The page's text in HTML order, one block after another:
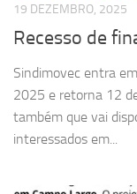
19 DEZEMBRO, 2025
Recesso de
Sindimovec entra
2025 e retorna 12
também que vai
interessados em...